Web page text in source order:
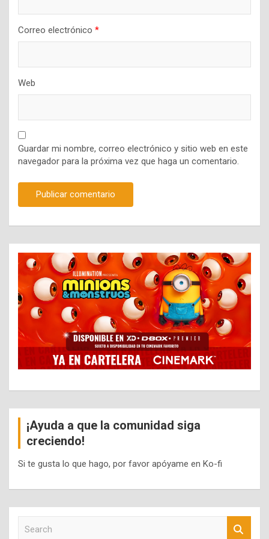
Correo electrónico *
Web
Guardar mi nombre, correo electrónico y sitio web en este
navegador para la próxima vez que haga un comentario.
¡Ayuda a que la comunidad siga
creciendo!
Si te gusta lo que hago, por favor apóyame en Ko-fi